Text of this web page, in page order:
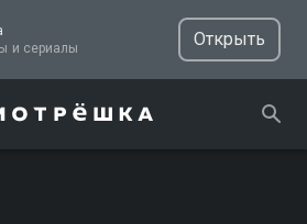
ТВ, фильмы и сериалы
Открыть